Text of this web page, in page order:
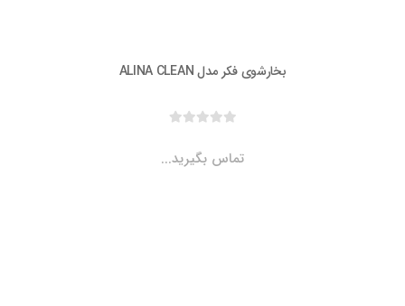
بخارشوی فکر مدل ALINA CLEAN
تماس بگیرید...